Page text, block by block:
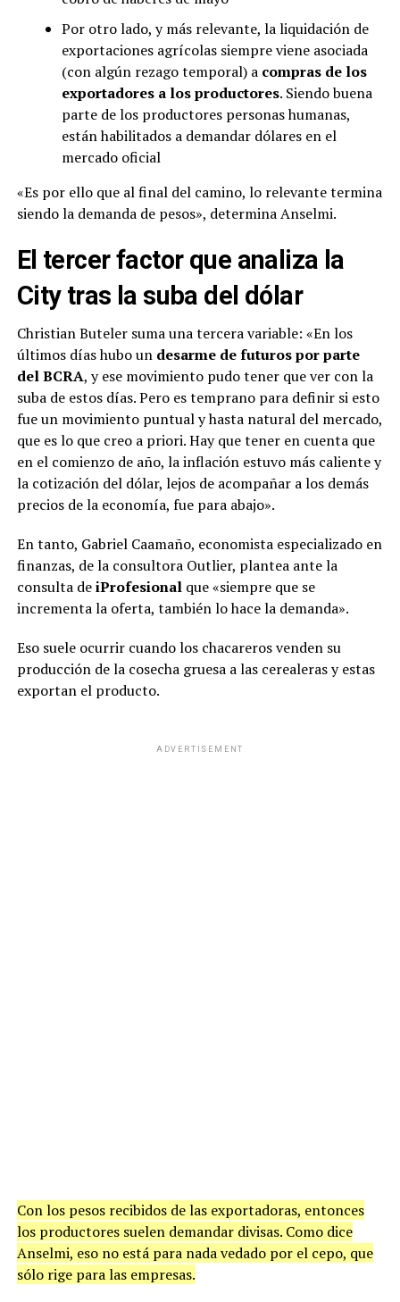
Por otro lado, y más relevante, la liquidación de
exportaciones agrícolas siempre viene asociada
(con algún rezago temporal) acompras de los
exportadores a los productores. Siendo buena
parte de los productores personas humanas,
están habilitados a demandar dólares en el
mercado oficial
«Es por ello que al final del camino, lo relevante termina
siendo la demanda de pesos», determina Anselmi.
El tercer factor que analiza la
City tras la suba del dólar
Christian Buteler suma una tercera variable: «En los
últimos días hubo un desarme de futuros por parte
del BCRA, y ese movimiento pudo tener que ver con la
suba de estos días. Pero es temprano para definir si esto
fue un movimiento puntual y hasta natural del mercado,
que es lo que creo a priori. Hay que tener en cuenta que
en el comienzo de año, la inflación estuvo más caliente y
la cotización del dólar, lejos de acompañar a los demás
precios de la economía, fue para abajo».
En tanto, Gabriel Caamaño, economista especializado en
finanzas, de la consultora Outlier, plantea ante la
consulta deiProfesionalque «siempre que se
incrementa la oferta, también lo hace la demanda».
Eso suele ocurrir cuando los chacareros venden su
producción de la cosecha gruesa a las cerealeras y estas
exportan el producto.
ADVERTISEMENT
Con los pesos recibidos de las exportadoras, entonces
los productores suelen demandar divisas. Como dice
Anselmi, eso no está para nada vedado por el cepo, que
sólo rige para las empresas.